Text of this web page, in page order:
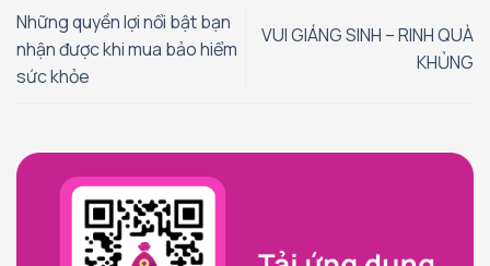
Những quyền lợi nổi bật bạn
nhận được khi mua bảo hiểm
sức khỏe
VUI GIÁNG SINH – RINH QUÀ
KHỦNG